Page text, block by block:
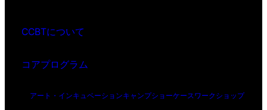
CCBTについて
コアプログラム
アート・インキュベーションキャンプショーケースワークショップ